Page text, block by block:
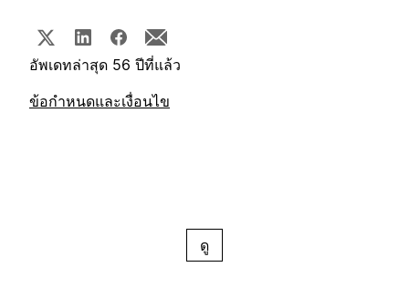
อัพเดทล่าสุด 56 ปีที่แล้ว
ข้อกำหนดและเงื่อนไข
ดู